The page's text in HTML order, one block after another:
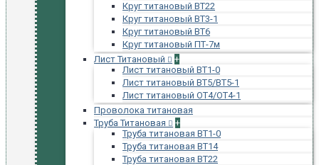
Круг титановый ВТ22
Круг титановый ВТ3-1
Круг титановый ВТ6
Круг титановый ПТ-7м
Лист Титановый
+
Лист титановый ВТ1-0
Лист титановый ВТ5/ВТ5-1
Лист титановый ОТ4/ОТ4-1
Проволока титановая
Труба Титановая
+
Труба титановая ВТ1-0
Труба титановая ВТ14
Труба титановая ВТ22